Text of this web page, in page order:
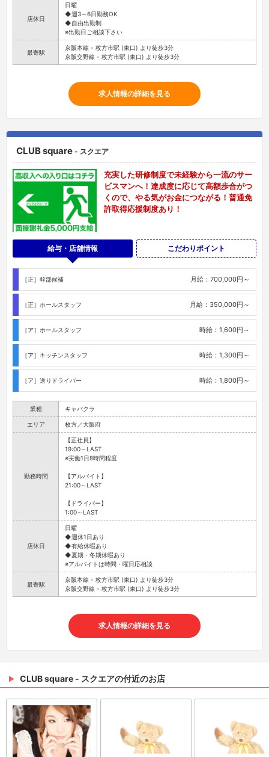
店休日
日曜
◆週3～6日勤務OK
◆自由出勤制
※出勤日ご相談下さい
最寄駅
京阪本線 - 枚方市駅 (東口) より徒歩3分
京阪交野線 - 枚方市駅 (東口) より徒歩3分
求人情報の詳細を見る
CLUB square - スクエア
充実した研修制度で未経験から一流のサー
ビスマンへ！達成度に応じて高額歩合がつ
くので、やる気がお金につながる！普通免
許取得応援制度あり！
給与・店舗情報 こだわりポイント
［正］幹部候補 月給：700,000円～
［正］ホールスタッフ 月給：350,000円～
［ア］ホールスタッフ 時給：1,600円～
［ア］キッチンスタッフ 時給：1,300円～
［ア］送りドライバー 時給：1,800円～
業種 キャバクラ
エリア 枚方／大阪府
勤務時間
【正社員】
19:00～LAST
※実働1日8時間程度
【アルバイト】
21:00～LAST
【ドライバー】
1:00～LAST
店休日
日曜
◆週休1日あり
◆有給休暇あり
◆夏期・冬期休暇あり
※アルバイトは時間・曜日応相談
最寄駅
京阪本線 - 枚方市駅 (東口) より徒歩3分
京阪交野線 - 枚方市駅 (東口) より徒歩3分
求人情報の詳細を見る
CLUB square - スクエアの付近のお店